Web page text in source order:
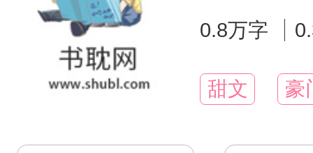
0.8万字
甜文 豪